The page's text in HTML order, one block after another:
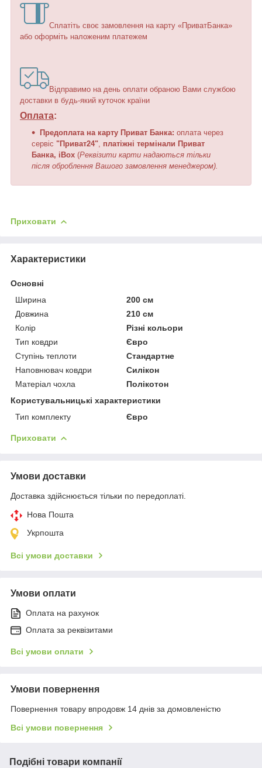
Сплатіть своє замовлення на карту «ПриватБанка»
або оформіть наложеним платежем
Відправимо на день оплати обраною Вами службою
доставки в будь-який куточок країни
Оплата:
Предоплата на карту Приват Банка: оплата через
сервіс "Приват24", платіжні термінали Приват
Банка, iBox (Реквізити карти надаються тільки
після оброблення Вашого замовлення менеджером).
Приховати
Характеристики
Основні
Ширина
200 см
Довжина
210 см
Колір
Різні кольори
Тип ковдри
Євро
Ступінь теплоти
Стандартне
Наповнювач ковдри
Силікон
Матеріал чохла
Полікотон
Користувальницькі характеристики
Тип комплекту
Євро
Приховати
Умови доставки
Доставка здійснюється тільки по передоплаті.
Нова Пошта
Укрпошта
Всі умови доставки
Умови оплати
Оплата на рахунок
Оплата за реквізитами
Всі умови оплати
Умови повернення
Повернення товару впродовж 14 днів за домовленістю
Всі умови повернення
Подібні товари компанії